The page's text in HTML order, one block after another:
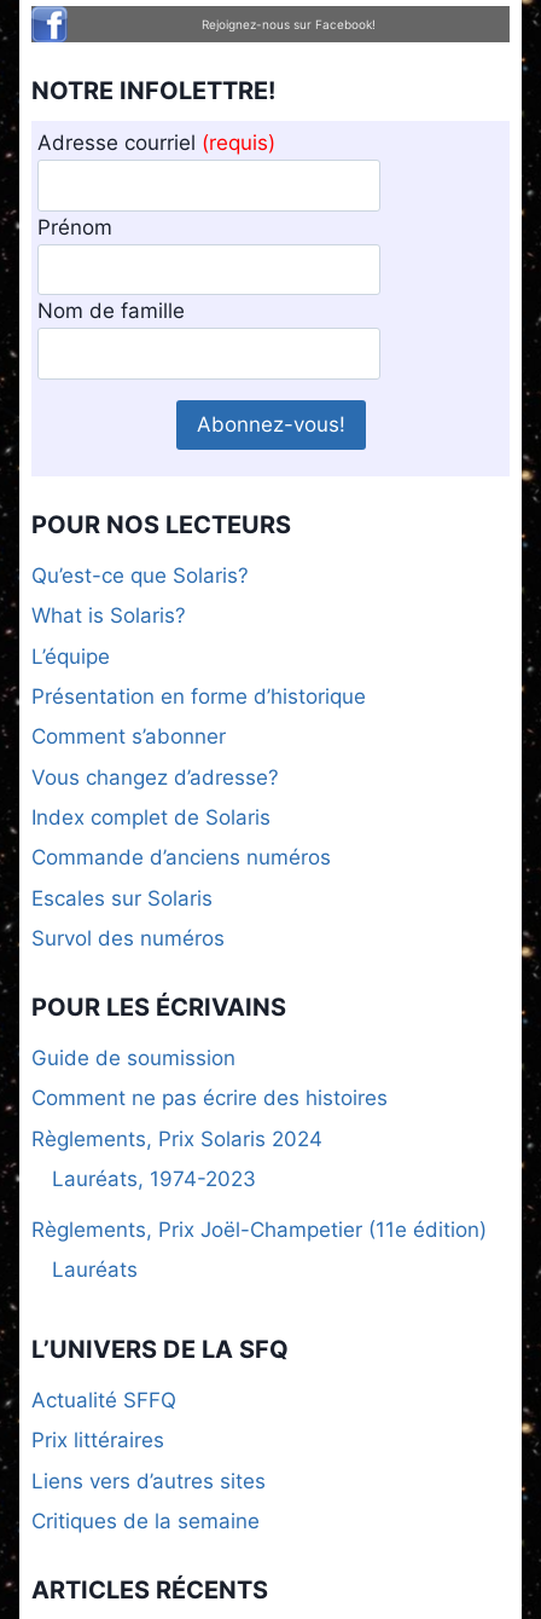
Rejoignez-nous sur Facebook!
NOTRE INFOLETTRE!
Adresse courriel (requis)
Prénom
Nom de famille
POUR NOS LECTEURS
Qu’est-ce que Solaris?
What is Solaris?
L’équipe
Présentation en forme d’historique
Comment s’abonner
Vous changez d’adresse?
Index complet de Solaris
Commande d’anciens numéros
Escales sur Solaris
Survol des numéros
POUR LES ÉCRIVAINS
Guide de soumission
Comment ne pas écrire des histoires
Règlements, Prix Solaris 2024
Lauréats, 1974-2023
Règlements, Prix Joël-Champetier (11e édition)
Lauréats
L’UNIVERS DE LA SFQ
Actualité SFFQ
Prix littéraires
Liens vers d’autres sites
Critiques de la semaine
ARTICLES RÉCENTS